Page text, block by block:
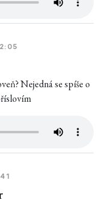
Nejedná se spíše o